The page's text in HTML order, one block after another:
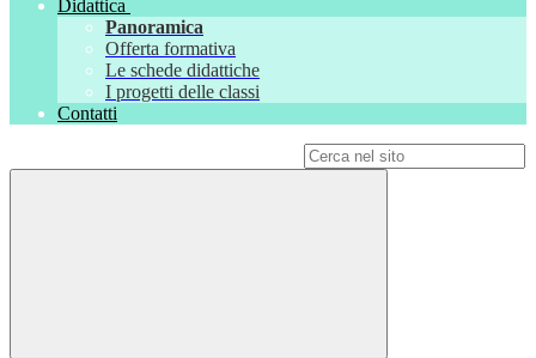
Didattica
Panoramica
Offerta formativa
Le schede didattiche
I progetti delle classi
Contatti